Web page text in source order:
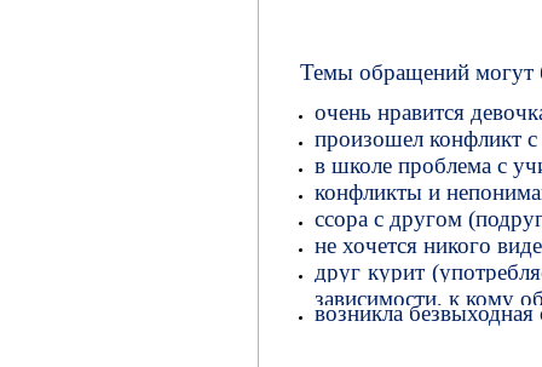
Темы обращений
очень нравится
произошел конфликт с
в школе проблема с
конфликты и
ссора с другом
не хочется никого
друг курит
зависимости, к кому
возникла безвыходная